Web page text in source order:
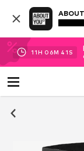
11H 06M 41 S